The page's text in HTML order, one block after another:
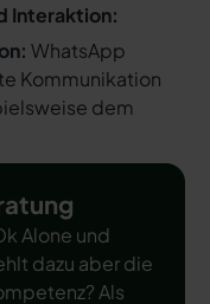
Interaktion:
WhatsApp
Kommunikation
dem
Alone und
dazu aber die
Als